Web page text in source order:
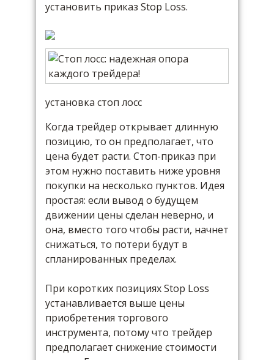
установить приказ Stop Loss.
установка стоп лосс
Когда трейдер открывает длинную
позицию, то он предполагает, что
цена будет расти. Стоп-приказ при
этом нужно поставить ниже уровня
покупки на несколько пунктов. Идея
простая: если вывод о будущем
движении цены сделан неверно, и
она, вместо того чтобы расти, начнет
снижаться, то потери будут в
спланированных пределах.
При коротких позициях Stop Loss
устанавливается выше цены
приобретения торгового
инструмента, потому что трейдер
предполагает снижение стоимости